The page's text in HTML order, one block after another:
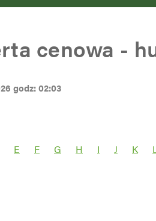
cenowa -
godz: 02:03
E F G H I J K